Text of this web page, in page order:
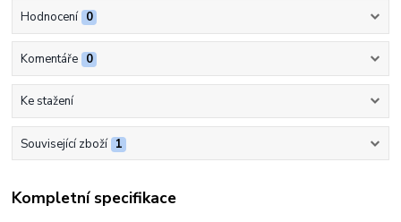
Hodnocení 0
Komentáře 0
Ke stažení
Související zboží 1
Kompletní specifikace